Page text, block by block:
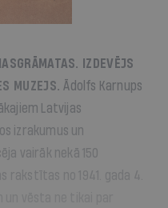
. IZDEVĒJS
MUZEJS.Ādolfs Karnups
Latvijas
izrakumus un
vairāk nekā 150